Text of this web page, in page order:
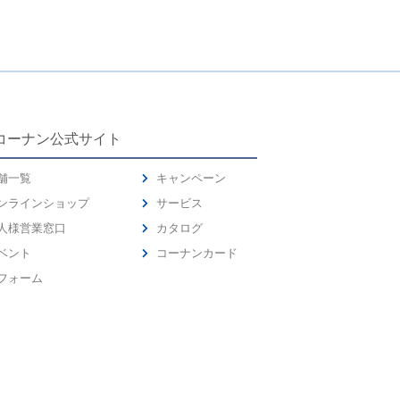
ーナン公式サイト
一覧
ラインショップ
様営業窓口
ント
ォーム
キャンペーン
サービス
カタログ
コーナンカード